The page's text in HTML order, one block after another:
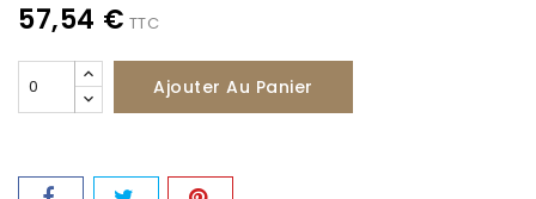
57,54 € TTC
Ajouter Au Panier